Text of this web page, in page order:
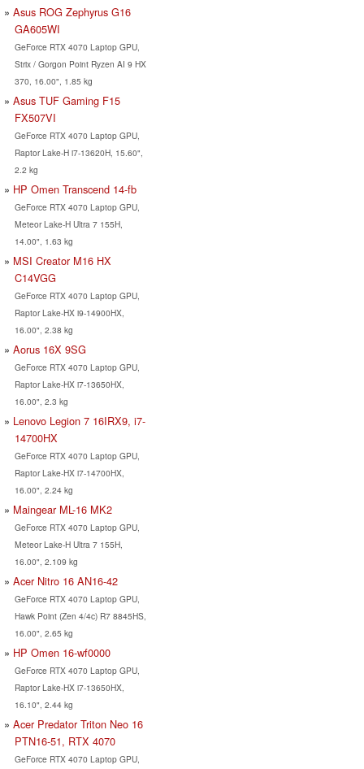
Asus ROG Zephyrus G16
GA605WI
GeForce RTX 4070 Laptop GPU,
Strix / Gorgon Point Ryzen AI 9 HX
370, 16.00", 1.85 kg
Asus TUF Gaming F15
FX507VI
GeForce RTX 4070 Laptop GPU,
Raptor Lake-H i7-13620H, 15.60",
2.2 kg
HP Omen Transcend 14-fb
GeForce RTX 4070 Laptop GPU,
Meteor Lake-H Ultra 7 155H,
14.00", 1.63 kg
MSI Creator M16 HX
C14VGG
GeForce RTX 4070 Laptop GPU,
Raptor Lake-HX i9-14900HX,
16.00", 2.38 kg
Aorus 16X 9SG
GeForce RTX 4070 Laptop GPU,
Raptor Lake-HX i7-13650HX,
16.00", 2.3 kg
Lenovo Legion 7 16IRX9, i7-
14700HX
GeForce RTX 4070 Laptop GPU,
Raptor Lake-HX i7-14700HX,
16.00", 2.24 kg
Maingear ML-16 MK2
GeForce RTX 4070 Laptop GPU,
Meteor Lake-H Ultra 7 155H,
16.00", 2.109 kg
Acer Nitro 16 AN16-42
GeForce RTX 4070 Laptop GPU,
Hawk Point (Zen 4/4c) R7 8845HS,
16.00", 2.65 kg
HP Omen 16-wf0000
GeForce RTX 4070 Laptop GPU,
Raptor Lake-HX i7-13650HX,
16.10", 2.44 kg
Acer Predator Triton Neo 16
PTN16-51, RTX 4070
GeForce RTX 4070 Laptop GPU,